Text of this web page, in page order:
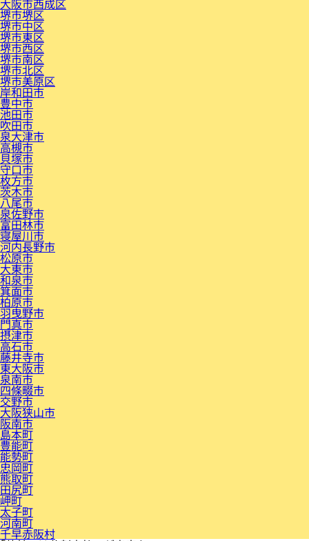
大阪市西成区
堺市堺区
堺市中区
堺市東区
堺市西区
堺市南区
堺市北区
堺市美原区
岸和田市
豊中市
池田市
吹田市
泉大津市
高槻市
貝塚市
守口市
枚方市
茨木市
八尾市
泉佐野市
富田林市
寝屋川市
河内長野市
松原市
大東市
和泉市
箕面市
柏原市
羽曳野市
門真市
摂津市
高石市
藤井寺市
東大阪市
泉南市
四條畷市
交野市
大阪狭山市
阪南市
島本町
豊能町
能勢町
忠岡町
熊取町
田尻町
岬町
太子町
河南町
千早赤阪村